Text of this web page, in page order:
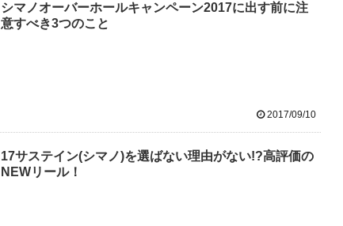
シマノオーバーホールキャンペーン2017に出す前に注
意すべき3つのこと
2017/09/10
17サステイン(シマノ)を選ばない理由がない!?高評価の
NEWリール！